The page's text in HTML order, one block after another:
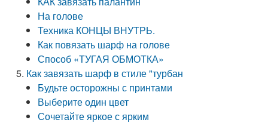
На голове
Техника КОНЦЫ ВНУТРЬ.
Как повязать шарф на голове
Способ «ТУГАЯ ОБМОТКА»
Как завязать шарф в стиле "турбан
Будьте осторожны с принтами
Выберите один цвет
Сочетайте яркое с ярким